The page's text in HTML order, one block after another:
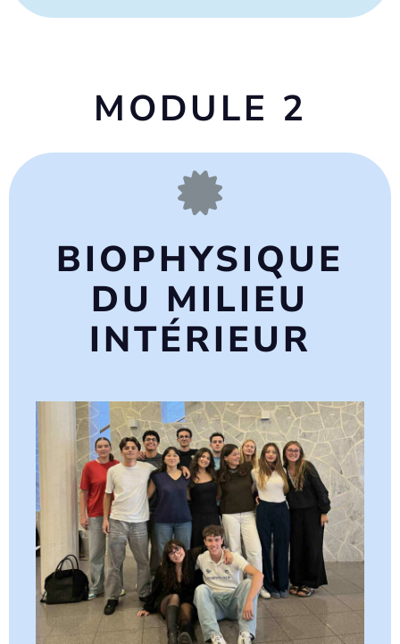
MODULE 2
BIOPHYSIQUE
DU MILIEU
INTÉRIEUR